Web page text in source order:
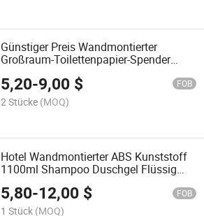
Günstiger Preis Wandmontierter
Großraum-Toilettenpapier-Spender
5,20-9,00 $ FOB
2 Stücke (MOQ)
Hotel Wandmontierter ABS Kunststoff
1100ml Shampoo Duschgel Flüssig
5,80-12,00 $ FOB
1 Stück (MOQ)